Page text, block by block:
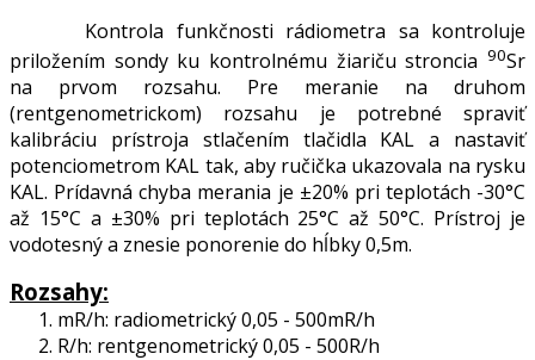
Kontrola funkčnosti rádiometra sa kontroluje
priložením sondy ku kontrolnému žiariču stroncia 90Sr
na prvom rozsahu. Pre meranie na druhom
(rentgenometrickom) rozsahu je potrebné spraviť
kalibráciu prístroja stlačením tlačidla KAL a nastaviť
potenciometrom KAL tak, aby ručička ukazovala na rysku
KAL. Prídavná chyba merania je ±20% pri teplotách -30°C
až 15°C a ±30% pri teplotách 25°C až 50°C. Prístroj je
vodotesný a znesie ponorenie do hĺbky 0,5m.
Rozsahy:
1. mR/h: radiometrický 0,05 - 500mR/h
2. R/h: rentgenometrický 0,05 - 500R/h